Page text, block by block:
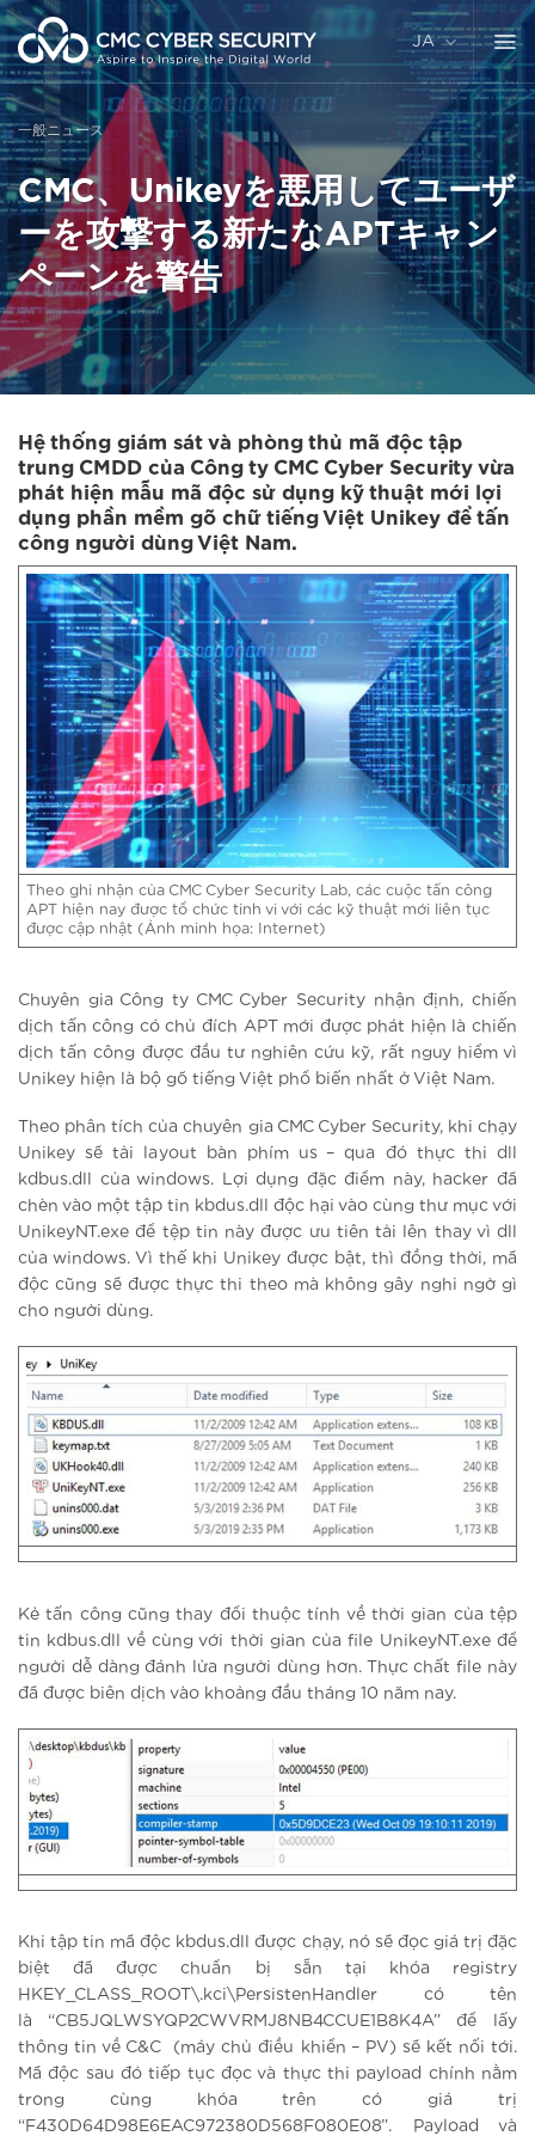
コ
ン
テ
ン
ツ
に
ス
キ
ッ
プ
JA
一般ニュース
CMC、Unikeyを悪用してユーザ
ーを攻撃する新たなAPTキャン
ペーンを警告
Hệ thống giám sát và phòng thủ mã độc tập
trung CMDD của Công ty CMC Cyber Security vừa
phát hiện mẫu mã độc sử dụng kỹ thuật mới lợi
dụng phần mềm gõ chữ tiếng Việt Unikey để tấn
công người dùng Việt Nam.
Theo ghi nhận của CMC Cyber Security Lab, các cuộc tấn công
APT hiện nay được tổ chức tinh vi với các kỹ thuật mới liên tục
được cập nhật (Ảnh minh họa: Internet)
Chuyên gia Công ty CMC Cyber Security nhận định, chiến
dịch tấn công có chủ đích APT mới được phát hiện là chiến
dịch tấn công được đầu tư nghiên cứu kỹ, rất nguy hiểm vì
Unikey hiện là bộ gõ tiếng Việt phổ biến nhất ở Việt Nam.
Theo phân tích của chuyên gia CMC Cyber Security, khi chạy
Unikey sẽ tải layout bàn phím us – qua đó thực thi dll
kdbus.dll của windows. Lợi dụng đặc điểm này, hacker đã
chèn vào một tập tin kbdus.dll độc hại vào cùng thư mục với
UnikeyNT.exe để tệp tin này được ưu tiên tải lên thay vì dll
của windows. Vì thế khi Unikey được bật, thì đồng thời, mã
độc cũng sẽ được thực thi theo mà không gây nghi ngờ gì
cho người dùng.
Kẻ tấn công cũng thay đổi thuộc tính về thời gian của tệp
tin kdbus.dll về cùng với thời gian của file UnikeyNT.exe để
người dễ dàng đánh lừa người dùng hơn. Thực chất file này
đã được biên dịch vào khoảng đầu tháng 10 năm nay.
Khi tập tin mã độc kbdus.dll được chạy, nó sẽ đọc giá trị đặc
biệt đã được chuẩn bị sẵn tại khóa registry
HKEY_CLASS_ROOT\.kci\PersistenHandler có tên
là “CB5JQLWSYQP2CWVRMJ8NB4CCUE1B8K4A” để lấy
thông tin về C&C (máy chủ điều khiển – PV) sẽ kết nối tới.
Mã độc sau đó tiếp tục đọc và thực thi payload chính nằm
trong cùng khóa trên có giá trị
“F430D64D98E6EAC972380D568F080E08”. Payload và